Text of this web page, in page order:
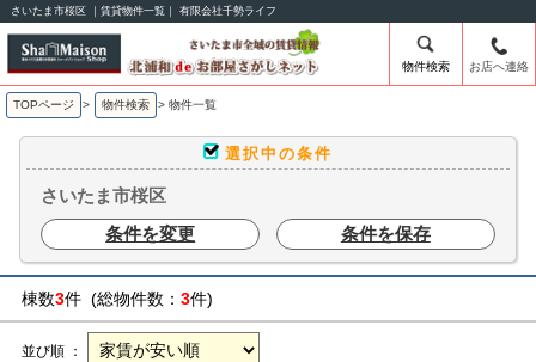
さいたま市桜区 ｜賃貸物件一覧｜ 有限会社千勢ライフ
物件検索 お店へ連絡
TOPページ > 物件検索 > 物件一覧
選択中の条件
さいたま市桜区
条件を変更
条件を保存
棟数3件 (総物件数： 3件)
並び順 ：